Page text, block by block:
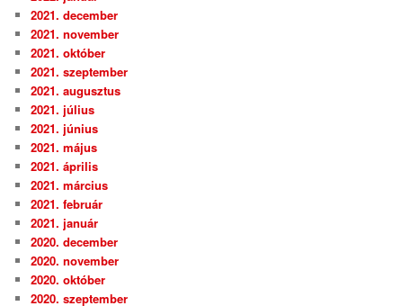
2021. december
2021. november
2021. október
2021. szeptember
2021. augusztus
2021. július
2021. június
2021. május
2021. április
2021. március
2021. február
2021. január
2020. december
2020. november
2020. október
2020. szeptember